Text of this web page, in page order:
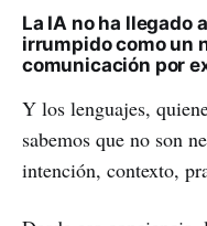
La IA no ha llegado
irrumpido como un
comunicación por
Y los lenguajes,
sabemos que no son
intención, contexto,